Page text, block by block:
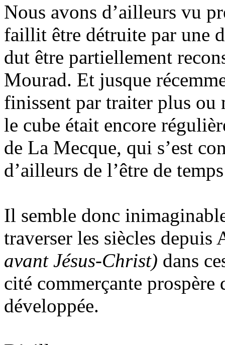
Nous avons d’ailleurs vu
faillit être détruite par une
dut être partiellement
Mourad. Et jusque
finissent par traiter plus ou
le cube était encore
de La Mecque, qui s’est
d’ailleurs de l’être de
Il semble donc
traverser les siècles depuis
avant Jésus-Christ) dans
cité commerçante prospère
développée.